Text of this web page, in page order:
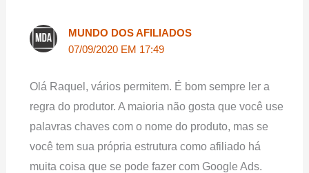
MUNDO DOS AFILIADOS
07/09/2020 EM 17:49
Olá Raquel, vários permitem. É bom sempre ler a
regra do produtor. A maioria não gosta que você use
palavras chaves com o nome do produto, mas se
você tem sua própria estrutura como afiliado há
muita coisa que se pode fazer com Google Ads.